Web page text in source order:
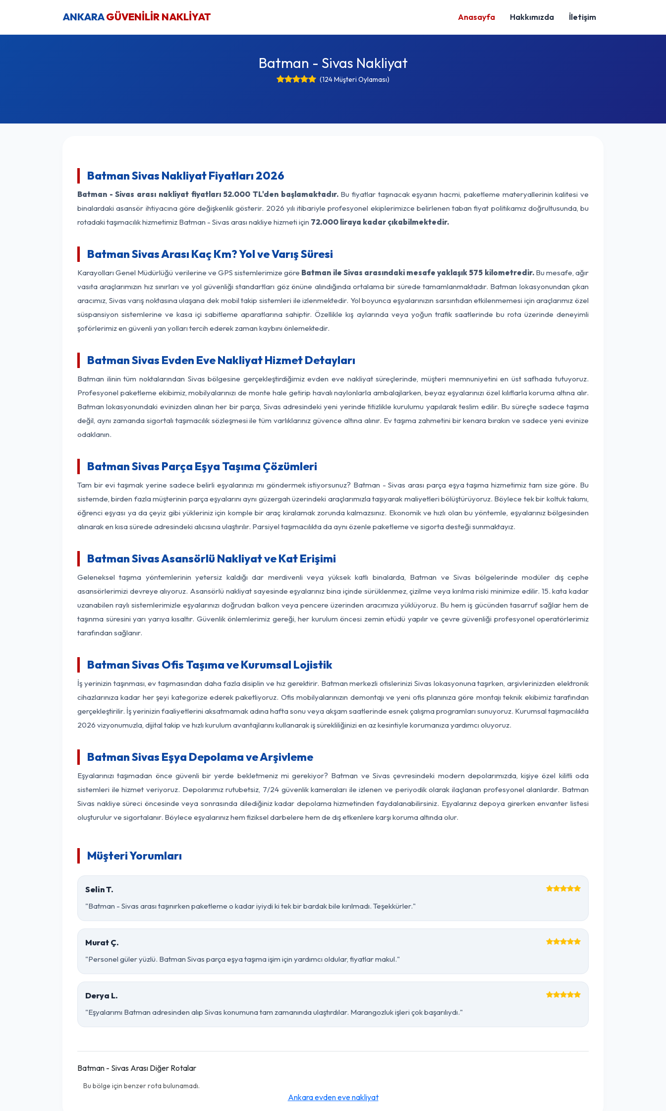
ANKARAGÜVENİLİR NAKLİYAT Anasayfa Hakkımızda İletişim
Batman - Sivas Nakliyat
(124 Müşteri Oylaması)
Batman Sivas Nakliyat Fiyatları 2026
Batman - Sivas arası nakliyat fiyatları 52.000 TL'den başlamaktadır.Bu fiyatlar taşınacak eşyanın hacmi, paketleme materyallerinin kalitesi ve
binalardaki asansör ihtiyacına göre değişkenlik gösterir. 2026 yılı itibariyle profesyonel ekiplerimizce belirlenen taban fiyat politikamız doğrultusunda, bu
rotadaki taşımacılık hizmetimiz Batman - Sivas arası nakliye hizmeti için 72.000 liraya kadar çıkabilmektedir.
Batman Sivas Arası Kaç Km? Yol ve Varış Süresi
Karayolları Genel Müdürlüğü verilerine ve GPS sistemlerimize göre Batman ile Sivas arasındaki mesafe yaklaşık 575 kilometredir.Bu mesafe, ağır
vasıta araçlarımızın hız sınırları ve yol güvenliği standartları göz önüne alındığında ortalama bir sürede tamamlanmaktadır. Batman lokasyonundan çıkan
aracımız, Sivas varış noktasına ulaşana dek mobil takip sistemleri ile izlenmektedir. Yol boyunca eşyalarınızın sarsıntıdan etkilenmemesi için araçlarımız özel
süspansiyon sistemlerine ve kasa içi sabitleme aparatlarına sahiptir. Özellikle kış aylarında veya yoğun trafik saatlerinde bu rota üzerinde deneyimli
şoförlerimiz en güvenli yan yolları tercih ederek zaman kaybını önlemektedir.
Batman Sivas Evden Eve Nakliyat Hizmet Detayları
Batman ilinin tüm noktalarından Sivas bölgesine gerçekleştirdiğimiz evden eve nakliyat süreçlerinde, müşteri memnuniyetini en üst safhada tutuyoruz.
Profesyonel paketleme ekibimiz, mobilyalarınızı de monte hale getirip havalı naylonlarla ambalajlarken, beyaz eşyalarınızı özel kılıflarla koruma altına alır.
Batman lokasyonundaki evinizden alınan her bir parça, Sivas adresindeki yeni yerinde titizlikle kurulumu yapılarak teslim edilir. Bu süreçte sadece taşıma
değil, aynı zamanda sigortalı taşımacılık sözleşmesi ile tüm varlıklarınız güvence altına alınır. Ev taşıma zahmetini bir kenara bırakın ve sadece yeni evinize
odaklanın.
Batman Sivas Parça Eşya Taşıma Çözümleri
Tam bir evi taşımak yerine sadece belirli eşyalarınızı mı göndermek istiyorsunuz? Batman - Sivas arası parça eşya taşıma hizmetimiz tam size göre. Bu
sistemde, birden fazla müşterinin parça eşyalarını aynı güzergah üzerindeki araçlarımızla taşıyarak maliyetleri bölüştürüyoruz. Böylece tek bir koltuk takımı,
öğrenci eşyası ya da çeyiz gibi yükleriniz için komple bir araç kiralamak zorunda kalmazsınız. Ekonomik ve hızlı olan bu yöntemle, eşyalarınız bölgesinden
alınarak en kısa sürede adresindeki alıcısına ulaştırılır. Parsiyel taşımacılıkta da aynı özenle paketleme ve sigorta desteği sunmaktayız.
Batman Sivas Asansörlü Nakliyat ve Kat Erişimi
Geleneksel taşıma yöntemlerinin yetersiz kaldığı dar merdivenli veya yüksek katlı binalarda, Batman ve Sivas bölgelerinde modüler dış cephe
asansörlerimizi devreye alıyoruz. Asansörlü nakliyat sayesinde eşyalarınız bina içinde sürüklenmez, çizilme veya kırılma riski minimize edilir. 15. kata kadar
uzanabilen raylı sistemlerimizle eşyalarınızı doğrudan balkon veya pencere üzerinden aracımıza yüklüyoruz. Bu hem iş gücünden tasarruf sağlar hem de
taşınma süresini yarı yarıya kısaltır. Güvenlik önlemlerimiz gereği, her kurulum öncesi zemin etüdü yapılır ve çevre güvenliği profesyonel operatörlerimiz
tarafından sağlanır.
Batman Sivas Ofis Taşıma ve Kurumsal Lojistik
İş yerinizin taşınması, ev taşımasından daha fazla disiplin ve hız gerektirir. Batman merkezli ofislerinizi Sivas lokasyonuna taşırken, arşivlerinizden elektronik
cihazlarınıza kadar her şeyi kategorize ederek paketliyoruz. Ofis mobilyalarınızın demontajı ve yeni ofis planınıza göre montajı teknik ekibimiz tarafından
gerçekleştirilir. İş yerinizin faaliyetlerini aksatmamak adına hafta sonu veya akşam saatlerinde esnek çalışma programları sunuyoruz. Kurumsal taşımacılıkta
2026 vizyonumuzla, dijital takip ve hızlı kurulum avantajlarını kullanarak iş sürekliliğinizi en az kesintiyle korumanıza yardımcı oluyoruz.
Batman Sivas Eşya Depolama ve Arşivleme
Eşyalarınızı taşımadan önce güvenli bir yerde bekletmeniz mi gerekiyor? Batman ve Sivas çevresindeki modern depolarımızda, kişiye özel kilitli oda
sistemleri ile hizmet veriyoruz. Depolarımız rutubetsiz, 7/24 güvenlik kameraları ile izlenen ve periyodik olarak ilaçlanan profesyonel alanlardır. Batman
Sivas nakliye süreci öncesinde veya sonrasında dilediğiniz kadar depolama hizmetinden faydalanabilirsiniz. Eşyalarınız depoya girerken envanter listesi
oluşturulur ve sigortalanır. Böylece eşyalarınız hem fiziksel darbelere hem de dış etkenlere karşı koruma altında olur.
Müşteri Yorumları
Selin T.
"Batman - Sivas arası taşınırken paketleme o kadar iyiydi ki tek bir bardak bile kırılmadı. Teşekkürler."
Murat Ç.
"Personel güler yüzlü. Batman Sivas parça eşya taşıma işim için yardımcı oldular, fiyatlar makul."
Derya L.
"Eşyalarımı Batman adresinden alıp Sivas konumuna tam zamanında ulaştırdılar. Marangozluk işleri çok başarılıydı."
Batman - Sivas Arası Diğer Rotalar
Bu bölge için benzer rota bulunamadı.
Ankara evden eve nakliyat